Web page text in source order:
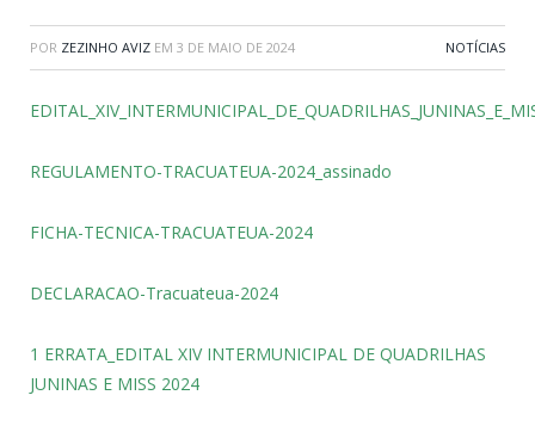
POR ZEZINHO AVIZ EM 3 DE MAIO DE 2024 NOTÍCIAS
REGULAMENTO-TRACUATEUA-2024_assinado
FICHA-TECNICA-TRACUATEUA-2024
DECLARACAO-Tracuateua-2024
1 ERRATA_EDITAL XIV INTERMUNICIPAL DE QUADRILHAS
JUNINAS E MISS 2024